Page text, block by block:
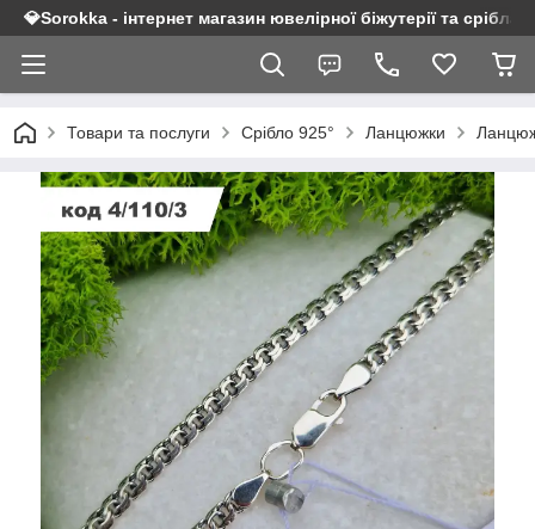
💎Sorokka - інтернет магазин ювелірної біжутерії та срібла
Товари та послуги Срібло 925° Ланцюжки